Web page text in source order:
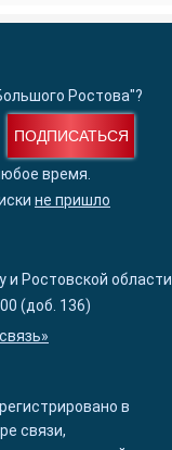
Ростова"?
ПОДПИСАТЬСЯ
время.
не пришло
и Ростовской области
(доб. 136)
в
связи,